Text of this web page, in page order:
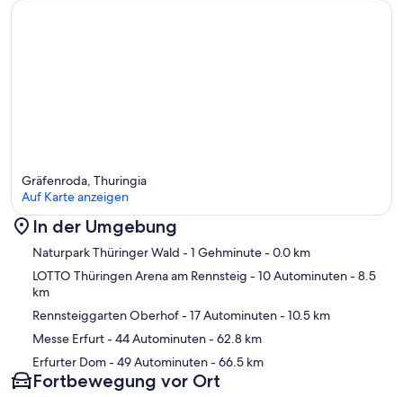
Karte
Gräfenroda, Thuringia
Auf Karte anzeigen
In der Umgebung
Naturpark Thüringer Wald - 1 Gehminute- 0.0 km
LOTTO Thüringen Arena am Rennsteig - 10 Autominuten- 8.5
km
Rennsteiggarten Oberhof- 17 Autominuten- 10.5 km
Messe Erfurt- 44 Autominuten- 62.8 km
Erfurter Dom- 49 Autominuten- 66.5 km
Fortbewegung vor Ort